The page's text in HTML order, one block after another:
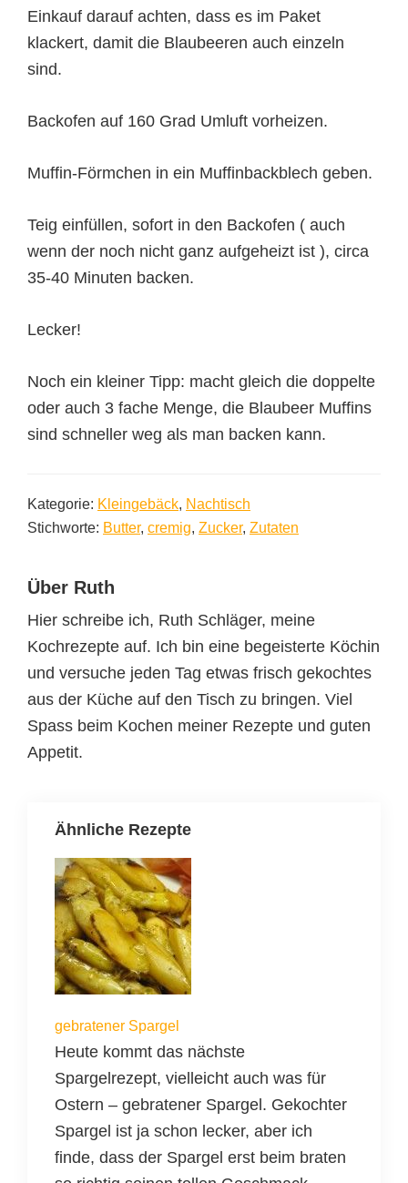
Einkauf darauf achten, dass es im Paket
klackert, damit die Blaubeeren auch einzeln
sind.
Backofen auf 160 Grad Umluft vorheizen.
Muffin-Förmchen in ein Muffinbackblech geben.
Teig einfüllen, sofort in den Backofen ( auch
wenn der noch nicht ganz aufgeheizt ist ), circa
35-40 Minuten backen.
Lecker!
Noch ein kleiner Tipp: macht gleich die doppelte
oder auch 3 fache Menge, die Blaubeer Muffins
sind schneller weg als man backen kann.
Kategorie: Kleingebäck, Nachtisch
Stichworte: Butter, cremig, Zucker, Zutaten
Über Ruth
Hier schreibe ich, Ruth Schläger, meine
Kochrezepte auf. Ich bin eine begeisterte Köchin
und versuche jeden Tag etwas frisch gekochtes
aus der Küche auf den Tisch zu bringen. Viel
Spass beim Kochen meiner Rezepte und guten
Appetit.
Ähnliche Rezepte
gebratener Spargel
Heute kommt das nächste
Spargelrezept, vielleicht auch was für
Ostern – gebratener Spargel. Gekochter
Spargel ist ja schon lecker, aber ich
finde, dass der Spargel erst beim braten